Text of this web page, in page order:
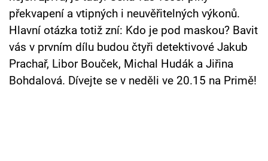
Přihlášení
Sledujte nás
překvapení a vtipných i neuvěřitelných výkonů.
Hlavní otázka totiž zní: Kdo je pod maskou? Bavit
vás v prvním dílu budou čtyři detektivové Jakub
Prachař, Libor Bouček, Michal Hudák a Jiřina
Bohdalová. Dívejte se v neděli ve 20.15 na Primě!